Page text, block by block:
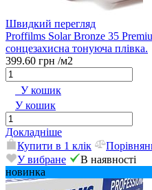
Швидкий перегляд
Proffilms Solar Bronze 35
сонцезахисна тонуюча плівка.
399.60 грн /м2
У кошик
У кошик
Докладніше
Купити в 1 клік
У вибране
В наявності
новинка